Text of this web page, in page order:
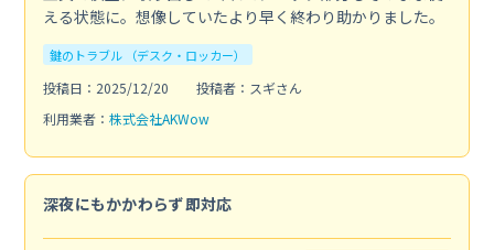
える状態に。想像していたより早く終わり助かりました。
鍵のトラブル （デスク・ロッカー）
投稿日：2025/12/20
投稿者：スギさん
利用業者： 株式会社AKWow
深夜にもかかわらず即対応